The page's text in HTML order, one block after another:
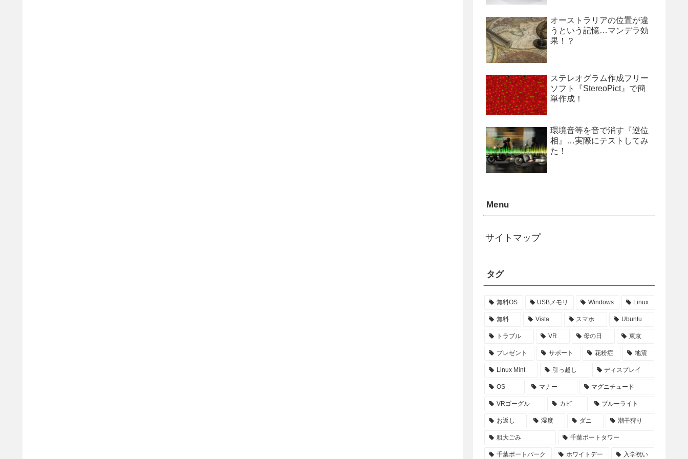
オーストラリアの位置が違
うという記憶…マンデラ効
果！？
ステレオグラム作成フリー
ソフト『StereoPict』で簡
単作成！
環境音等を音で消す『逆位
相』…実際にテストしてみ
た！
Menu
サイトマップ
タグ
無料OS USBメモリ Windows Linux
無料 Vista スマホ Ubuntu
トラブル VR 母の日 東京
プレゼント サポート 花粉症 地震
Linux Mint 引っ越し ディスプレイ
OS マナー マグニチュード
VRゴーグル カビ ブルーライト
お返し 湿度 ダニ 潮干狩り
粗大ごみ 千葉ポートタワー
千葉ポートパーク ホワイトデー 入学祝い